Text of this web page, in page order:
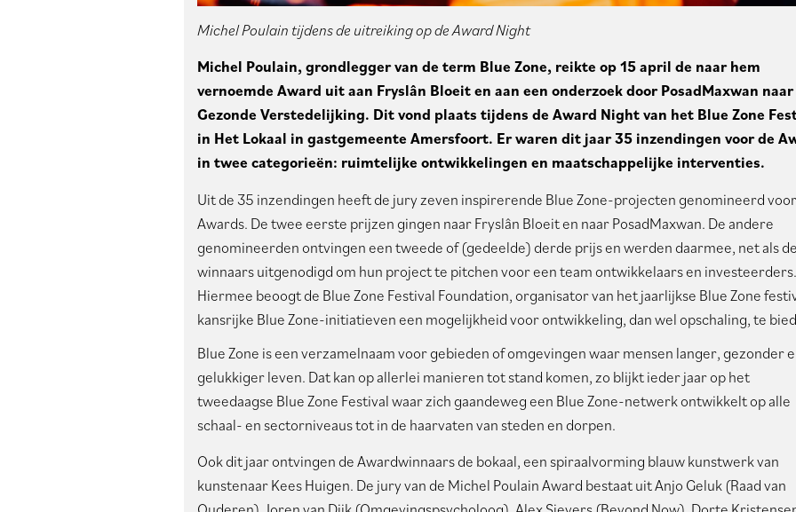
Michel Poulain tijdens de uitreiking op de Award Night
Michel Poulain, grondlegger van de term Blue Zone, reikte op 15 april de naar hem
vernoemde Award uit aan Fryslân Bloeit en aan een onderzoek door PosadMaxwan naar
Gezonde Verstedelijking. Dit vond plaats tijdens de Award Night van het Blue Zone
in Het Lokaal in gastgemeente Amersfoort. Er waren dit jaar 35 inzendingen voor de
in twee categorieën: ruimtelijke ontwikkelingen en maatschappelijke interventies.
Uit de 35 inzendingen heeft de jury zeven inspirerende Blue Zone-projecten genomineerd
Awards. De twee eerste prijzen gingen naar Fryslân Bloeit en naar PosadMaxwan. De andere
genomineerden ontvingen een tweede of (gedeelde) derde prijs en werden daarmee, net als
winnaars uitgenodigd om hun project te pitchen voor een team ontwikkelaars en investeerders.
Hiermee beoogt de Blue Zone Festival Foundation, organisator van het jaarlijkse Blue Zone
kansrijke Blue Zone-initiatieven een mogelijkheid voor ontwikkeling, dan wel opschaling, te
Blue Zone is een verzamelnaam voor gebieden of omgevingen waar mensen langer, gezonder
gelukkiger leven. Dat kan op allerlei manieren tot stand komen, zo blijkt ieder jaar op het
tweedaagse Blue Zone Festival waar zich gaandeweg een Blue Zone-netwerk ontwikkelt op alle
schaal- en sectorniveaus tot in de haarvaten van steden en dorpen.
Ook dit jaar ontvingen de Awardwinnaars de bokaal, een spiraalvorming blauw kunstwerk van
kunstenaar Kees Huigen. De jury van de Michel Poulain Award bestaat uit Anjo Geluk (Raad van